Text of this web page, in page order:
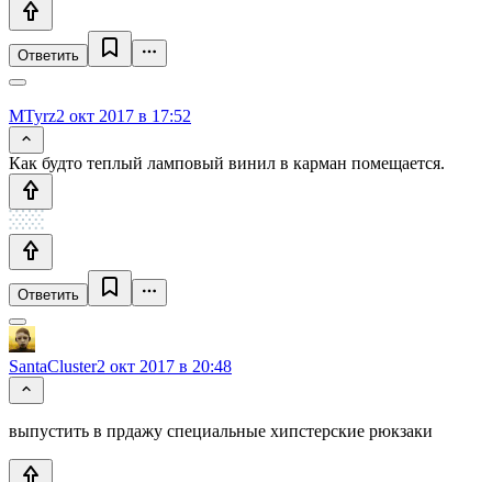
Ответить
MTyrz2 окт 2017 в 17:52
Как будто теплый ламповый винил в карман помещается.
Ответить
SantaCluster2 окт 2017 в 20:48
выпустить в прдажу специальные хипстерские рюкзаки